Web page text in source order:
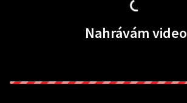
Nahrávám video